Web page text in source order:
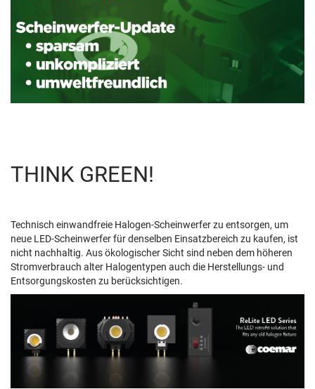
THINK GREEN!
Technisch einwandfreie Halogen-Scheinwerfer zu entsorgen, um
neue LED-Scheinwerfer für denselben Einsatzbereich zu kaufen, ist
nicht nachhaltig. Aus ökologischer Sicht sind neben dem höheren
Stromverbrauch alter Halogentypen auch die Herstellungs- und
Entsorgungskosten zu berücksichtigen.